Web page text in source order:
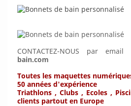
CONTACTEZ-NOUS par
bain.com
Toutes les maquettes
50 années d'expérience
Triathlons , Clubs , Ecoles ,
clients partout en Europe